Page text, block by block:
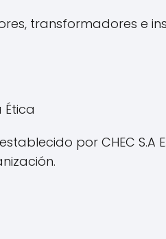
transformadores e
por CHEC